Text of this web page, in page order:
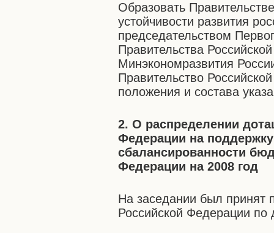
Образовать
устойчивости развития
председательством
Правительства
Минэкономразвития
Правительство
положения и состава
2. О распределении
Федерации на
сбалансированности
Федерации на 2008 год
На заседании был принят
Российской Федерации по